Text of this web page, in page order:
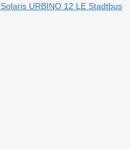
Solaris URBINO 12 LE Stadtbus